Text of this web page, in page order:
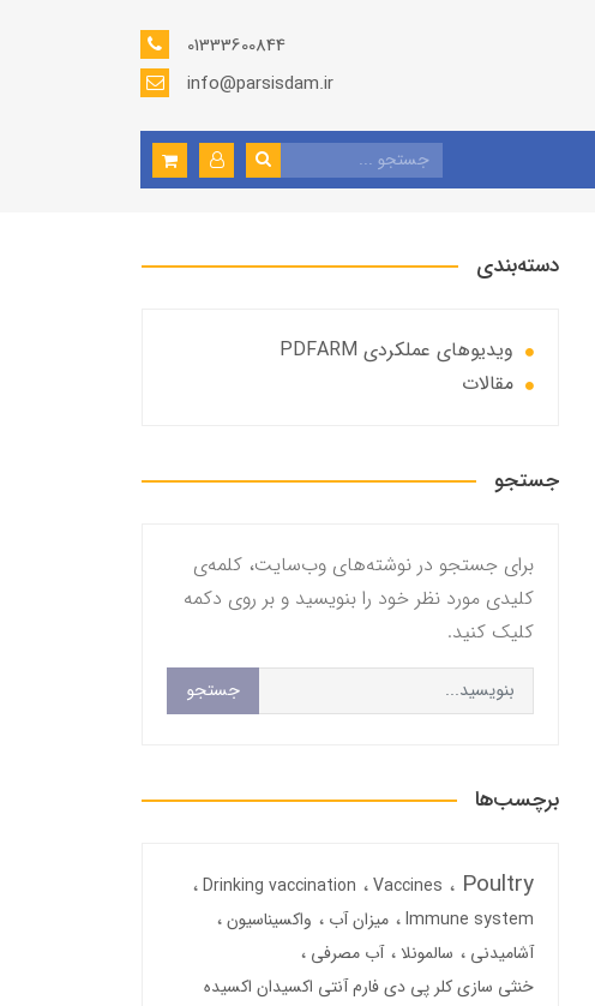
01333600844
info@parsisdam.ir
دسته‌بندی
ویدیوهای عملکردی PDFARM
مقالات
جستجو
برای جستجو در نوشته‌های وب‌سایت، کلمه‌ی
کلیدی مورد نظر خود را بنویسید و بر روی دکمه
کلیک کنید.
جستجو
برچسب‌ها
Poultry
Vaccines
Drinking vaccination
Immune system
میزان آب
واکسیناسیون
آشامیدنی
سالمونلا
آب مصرفی
خنثی سازی کلر پی دی فارم آنتی اکسیدان اکسیده